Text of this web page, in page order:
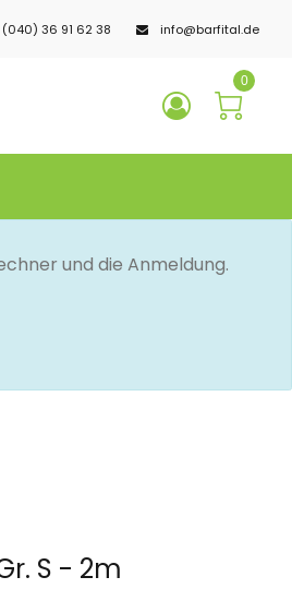
(040) 36 91 62 38 info@barfital.de
0
und die Anmeldung.
S - 2m